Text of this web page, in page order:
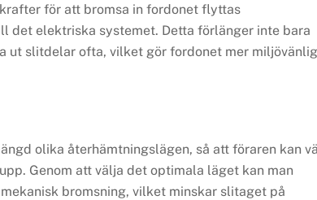
för att bromsa in fordonet flyttas
det elektriska systemet. Detta förlänger inte bara
ut slitdelar ofta, vilket gör fordonet mer
olika återhämtningslägen, så att föraren kan
Genom att välja det optimala läget kan man
bromsning, vilket minskar slitaget på